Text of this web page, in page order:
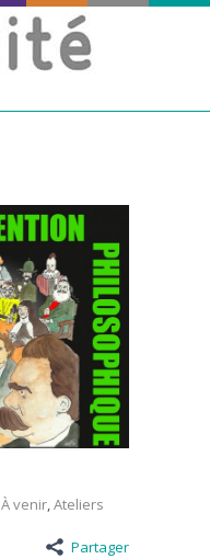
À venir,Ateliers
Partager